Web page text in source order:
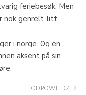
feriebesøk. Men
nok genrelt, litt
i norge. Og en
aksent på sin
ODPOWIEDZ